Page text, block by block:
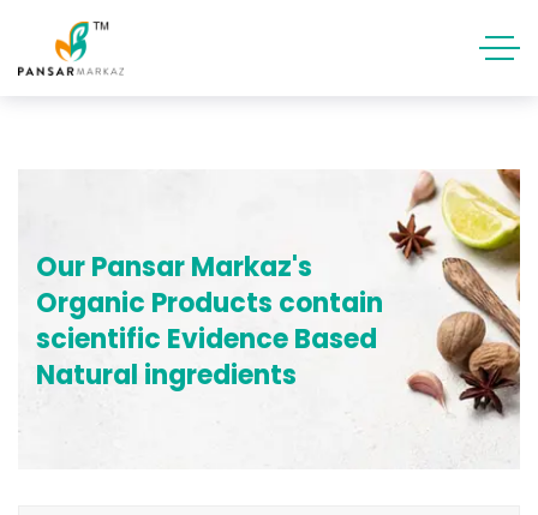
Our Pansar Markaz's
Organic Products contain
scientific Evidence Based
Natural ingredients